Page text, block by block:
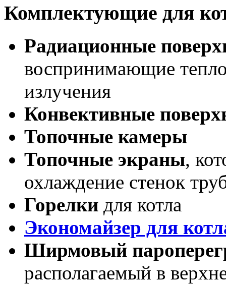
Комплектующие для
Радиационные
воспринимающие тепло
излучения
Конвективные
Топочные камеры
Топочные экраны,
охлаждение стенок
Горелки для котла
Экономайзер для
Ширмовый
располагаемый в